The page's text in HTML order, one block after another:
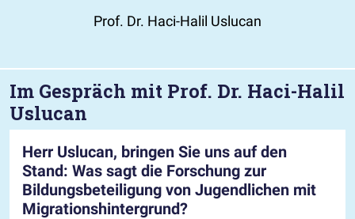
Prof. Dr. Haci-Halil Uslucan
Im Gespräch mit Prof. Dr. Haci-Halil
Uslucan
Herr Uslucan, bringen Sie uns auf den
Stand: Was sagt die Forschung zur
Bildungsbeteiligung von Jugendlichen mit
Migrationshintergrund?